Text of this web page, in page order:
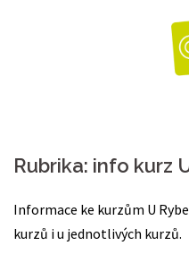
Rubrika: info kurz
Informace ke kurzům U
kurzů i u jednotlivých kurzů.